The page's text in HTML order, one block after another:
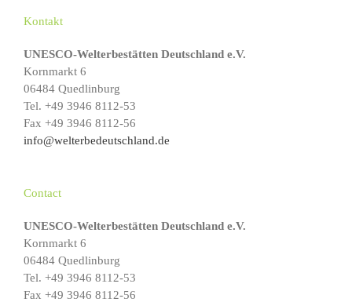
Kontakt
UNESCO-Welterbestätten Deutschland e.V.
Kornmarkt 6
06484 Quedlinburg
Tel. +49 3946 8112-53
Fax +49 3946 8112-56
info@welterbedeutschland.de
Contact
UNESCO-Welterbestätten Deutschland e.V.
Kornmarkt 6
06484 Quedlinburg
Tel. +49 3946 8112-53
Fax +49 3946 8112-56